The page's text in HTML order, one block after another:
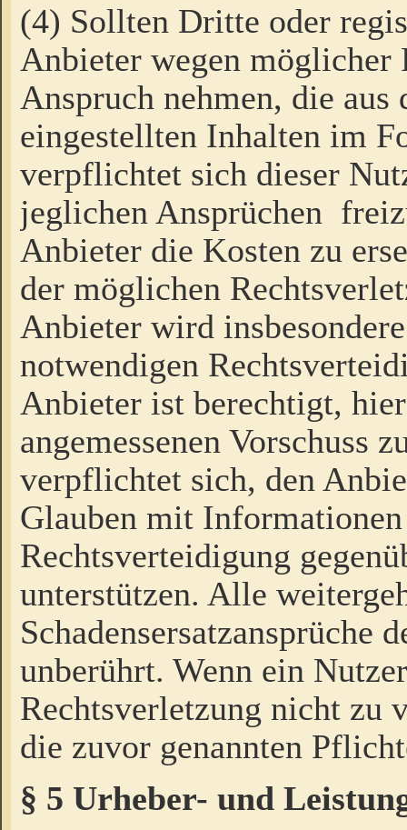
(4) Sollten Dritte oder
Anbieter wegen möglicher
Anspruch nehmen, die
eingestellten Inhalten im
verpflichtet sich dieser
jeglichen Ansprüchen
Anbieter die Kosten zu
der möglichen
Anbieter wird
notwendigen
Anbieter ist berechtigt,
angemessenen Vorschuss
verpflichtet sich, den
Glauben mit
Rechtsverteidigung
unterstützen. Alle
Schadensersatzansprüche
unberührt. Wenn ein
Rechtsverletzung nicht zu
die zuvor genannten
§ 5 Urheber- und